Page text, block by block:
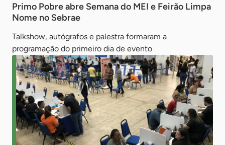
Primo Pobre abre Semana do MEI e Feirão Limpa
Nome no Sebrae
Talkshow, autógrafos e palestra formaram a
programação do primeiro dia de evento